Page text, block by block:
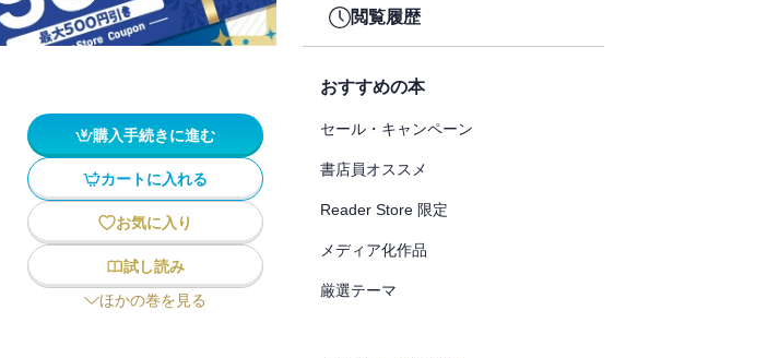
購入手続きに進む
カートに入れる
お気に入り
試し読み
ほかの巻を見る
閲覧履歴
おすすめの本
セール・キャンペーン
書店員オススメ
Reader Store 限定
メディア化作品
厳選テーマ